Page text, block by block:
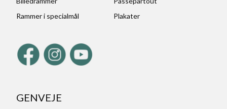
Rammer i specialmål
Plakater
GENVEJE